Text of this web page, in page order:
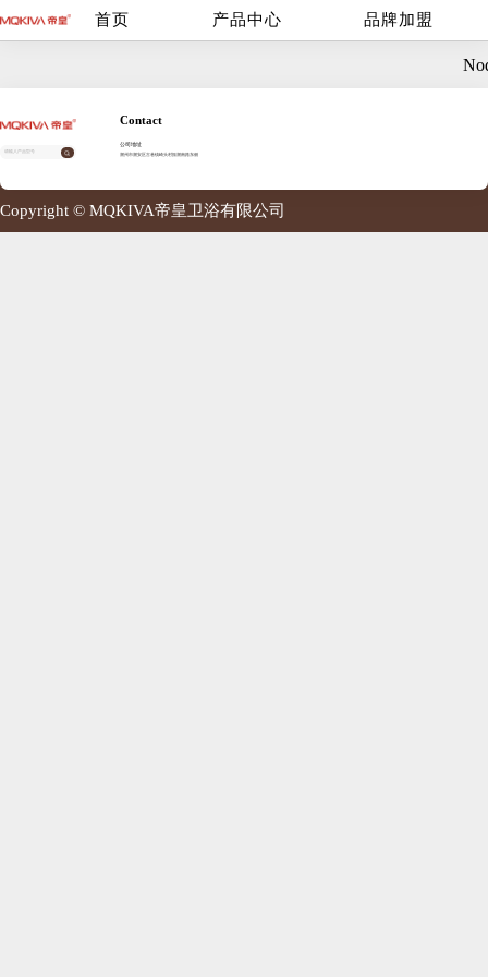
首页 产品中心 品牌加盟
Contact
公司地址
潮州市潮安区古巷镇崎头村振潮南路东侧
Copyright © MQKIVA帝皇卫浴有限公司